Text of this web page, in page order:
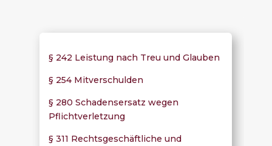
§ 242 Leistung nach Treu und Glauben
§ 254 Mitverschulden
§ 280 Schadensersatz wegen
Pflichtverletzung
§ 311 Rechtsgeschäftliche und